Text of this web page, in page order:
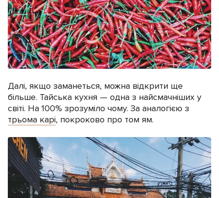
Далі, якщо заманеться, можна відкрити ще
більше. Тайська кухня — одна з найсмачніших у
світі. На 100% зрозуміло чому. За аналогією з
трьома карі, покроково про том ям.